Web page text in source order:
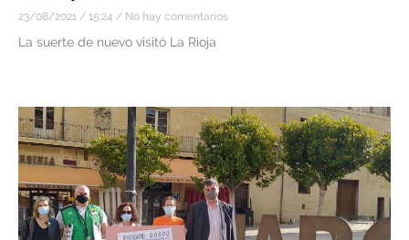
23/08/2021 15:24 No hay comentarios
La suerte de nuevo visitó La Rioja